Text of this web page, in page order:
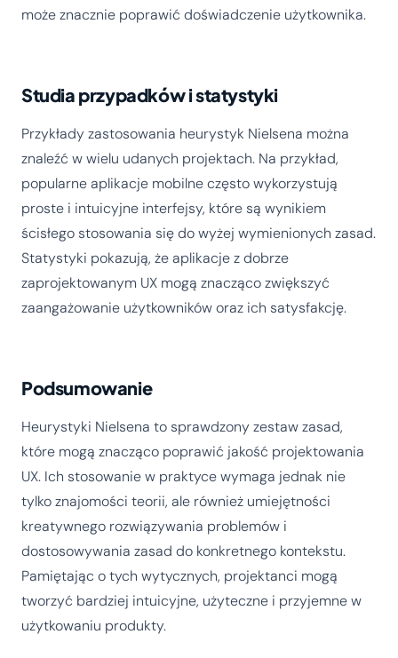
może znacznie poprawić doświadczenie użytkownika.
Studia przypadków i statystyki
Przykłady zastosowania heurystyk Nielsena można
znaleźć w wielu udanych projektach. Na przykład,
popularne aplikacje mobilne często wykorzystują
proste i intuicyjne interfejsy, które są wynikiem
ścisłego stosowania się do wyżej wymienionych zasad.
Statystyki pokazują, że aplikacje z dobrze
zaprojektowanym UX mogą znacząco zwiększyć
zaangażowanie użytkowników oraz ich satysfakcję.
Podsumowanie
Heurystyki Nielsena to sprawdzony zestaw zasad,
które mogą znacząco poprawić jakość projektowania
UX. Ich stosowanie w praktyce wymaga jednak nie
tylko znajomości teorii, ale również umiejętności
kreatywnego rozwiązywania problemów i
dostosowywania zasad do konkretnego kontekstu.
Pamiętając o tych wytycznych, projektanci mogą
tworzyć bardziej intuicyjne, użyteczne i przyjemne w
użytkowaniu produkty.